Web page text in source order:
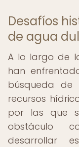
Desafíos
de agua
A lo largo de
han
búsqueda de
recursos
por las que
obstáculo
desarrollar